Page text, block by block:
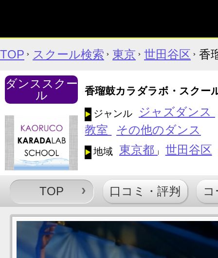
TOP スクール検索 東京 世田谷区 香
ダンススクー
ル
香瑠鼓カラダラボ・スクー
ジャンル
ジャズダンス
教室
その他のダンス
地域 東京都 | 世田谷区
TOP 口コミ・評判